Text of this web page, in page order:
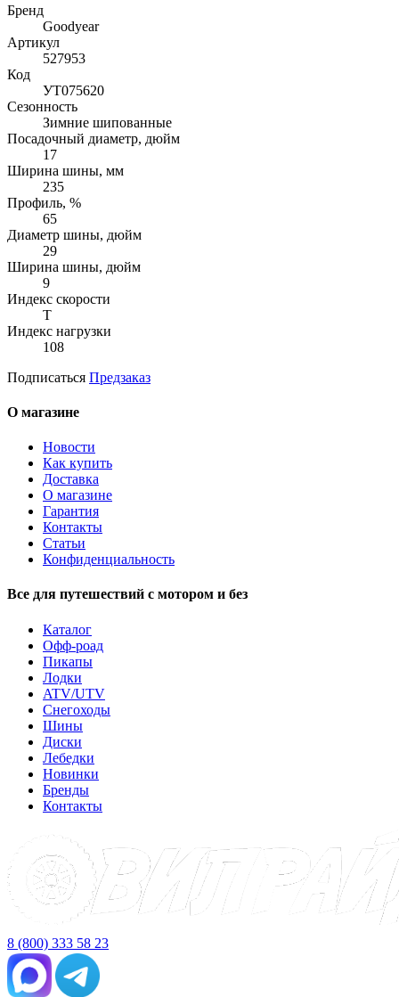
Бренд
Goodyear
Артикул
527953
Код
УТ075620
Сезонность
Зимние шипованные
Посадочный диаметр, дюйм
17
Ширина шины, мм
235
Профиль, %
65
Диаметр шины, дюйм
29
Ширина шины, дюйм
9
Индекс скорости
T
Индекс нагрузки
108
Подписаться Предзаказ
О магазине
Новости
Как купить
Доставка
О магазине
Гарантия
Контакты
Статьи
Конфиденциальность
Все для путешествий с мотором и без
Каталог
Офф-роад
Пикапы
Лодки
ATV/UTV
Снегоходы
Шины
Диски
Лебедки
Новинки
Бренды
Контакты
8 (800) 333 58 23